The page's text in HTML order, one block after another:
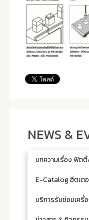
NEWS &
บทความเรื่อง ฟิต
E-Catalog ฮีตเต
บริการรับซ่อมเครื่